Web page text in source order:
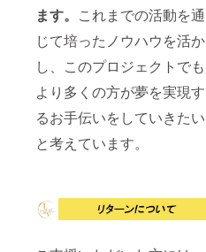
ます。 これまでの活動を通
じて培ったノウハウを活か
し、このプロジェクトでも
より多くの方が夢を実現す
るお手伝いをしていきたい
と考えています。